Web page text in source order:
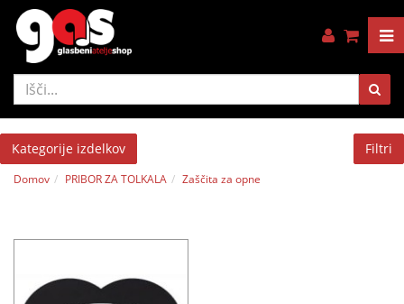
Kategorije izdelkov Filtri
Domov PRIBOR ZA TOLKALA Zaščita za opne